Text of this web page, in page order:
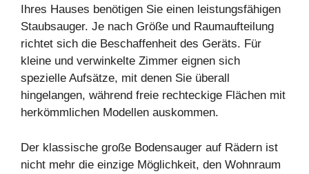
Ihres Hauses benötigen Sie einen leistungsfähigen
Staubsauger. Je nach Größe und Raumaufteilung
richtet sich die Beschaffenheit des Geräts. Für
kleine und verwinkelte Zimmer eignen sich
spezielle Aufsätze, mit denen Sie überall
hingelangen, während freie rechteckige Flächen mit
herkömmlichen Modellen auskommen.
Der klassische große Bodensauger auf Rädern ist
nicht mehr die einzige Möglichkeit, den Wohnraum